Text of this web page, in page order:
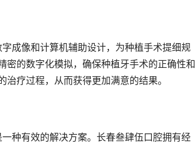
密的数字化模拟，确保种植牙手术的正确性和
疗过程，从而获得更加满意的结果。